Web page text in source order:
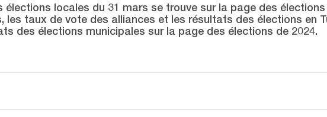
locales du 31 mars se trouve sur la page des élections
les taux de vote des alliances et les résultats des élections en
des élections municipales sur la page des élections de 2024.